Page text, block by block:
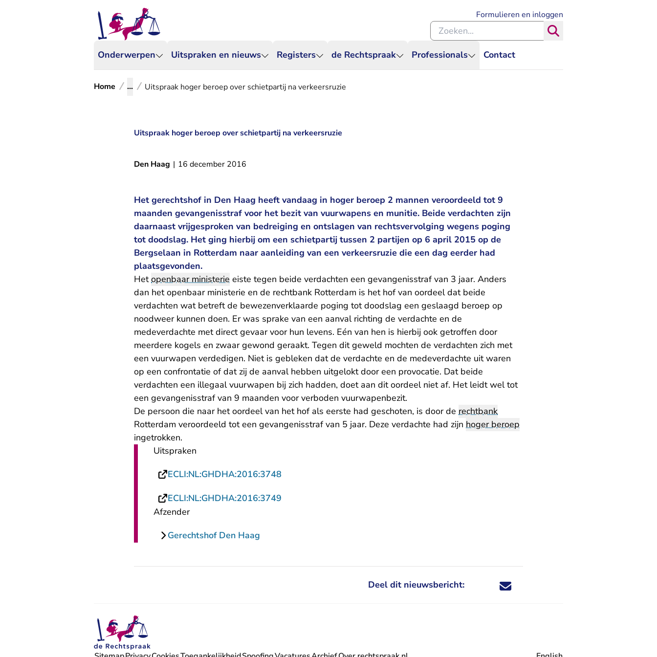
Onderwerpen Uitspraken en nieuws Registers de Rechtspraak Professionals Contact
Formulieren en inloggen
Zoeken binnen de Rechtspraak
Home ... Uitspraak hoger beroep over schietpartij na verkeersruzie
Uitspraak hoger beroep over schietpartij na verkeersruzie
Den Haag | 16 december 2016
Het gerechtshof in Den Haag heeft vandaag in hoger beroep 2 mannen veroordeeld tot 9
maanden gevangenisstraf voor het bezit van vuurwapens en munitie. Beide verdachten zijn
daarnaast vrijgesproken van bedreiging en ontslagen van rechtsvervolging wegens poging
tot doodslag. Het ging hierbij om een schietpartij tussen 2 partijen op 6 april 2015 op de
Bergselaan in Rotterdam naar aanleiding van een verkeersruzie die een dag eerder had
plaatsgevonden.
Hetopenbaar ministerie eiste tegen beide verdachten een gevangenisstraf van 3 jaar. Anders
dan het openbaar ministerie en de rechtbank Rotterdam is het hof van oordeel dat beide
verdachten wat betreft de bewezenverklaarde poging tot doodslag een geslaagd beroep op
noodweer kunnen doen. Er was sprake van een aanval richting de verdachte en de
medeverdachte met direct gevaar voor hun levens. Eén van hen is hierbij ook getroffen door
meerdere kogels en zwaar gewond geraakt. Tegen dit geweld mochten de verdachten zich met
een vuurwapen verdedigen. Niet is gebleken dat de verdachte en de medeverdachte uit waren
op een confrontatie of dat zij de aanval hebben uitgelokt door een provocatie. Dat beide
verdachten een illegaal vuurwapen bij zich hadden, doet aan dit oordeel niet af. Het leidt wel tot
een gevangenisstraf van 9 maanden voor verboden vuurwapenbezit.
De persoon die naar het oordeel van het hof als eerste had geschoten, is door de rechtbank
Rotterdam veroordeeld tot een gevangenisstraf van 5 jaar. Deze verdachte had zijn hoger beroep
ingetrokken.
Uitspraken
ECLI:NL:GHDHA:2016:3748
ECLI:NL:GHDHA:2016:3749
Afzender
Gerechtshof Den Haag
Deel dit nieuwsbericht: Deel dit nieuwsbericht via X - U verlaat
Deel dit nieuwsbericht via Facebook - U
Deel dit nieuwsbericht via e-mail
Deel dit nieuwsbericht via LinkedIn - U